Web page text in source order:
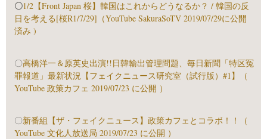
〇1/2【Front Japan 桜】韓国はこれからどうなるか？ / 韓国の反
日を考える[桜R1/7/29]（YouTube SakuraSoTV 2019/07/29に公開
済み )
〇高橋洋一＆原英史出演!!日韓輸出管理問題、毎日新聞「特区冤
罪報道」最新状況【フェイクニュース研究室（試行版）#1】（
YouTube 政策カフェ 2019/07/23 に公開 ）
〇新番組【ザ・フェイクニュース】政策カフェとコラボ！！（
YouTube 文化人放送局 2019/07/23 に公開 ）